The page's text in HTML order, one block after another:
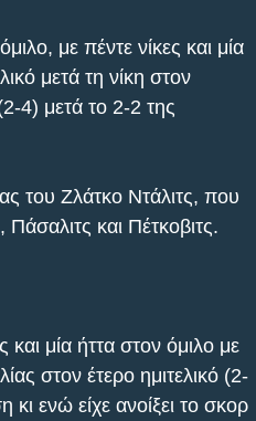
με πέντε νίκες και μία
μετά τη νίκη στον
4) μετά το 2-2 της
του Ζλάτκο Ντάλιτς, που
και Πέτκοβιτς.
και μία ήττα στον όμιλο με
στον έτερο ημιτελικό (2-
ενώ είχε ανοίξει το σκορ